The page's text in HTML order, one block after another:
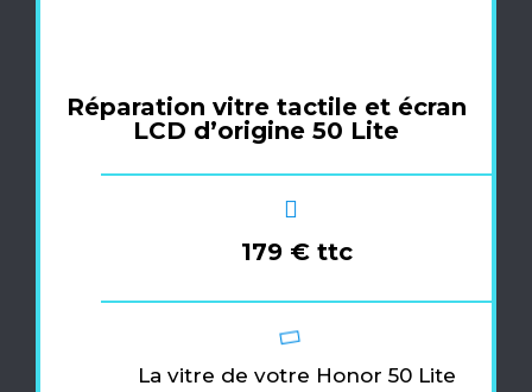
Réparation vitre tactile et écran
LCD d’origine 50 Lite
179 € ttc
La vitre de votre Honor 50 Lite